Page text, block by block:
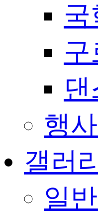
국
행
갤러리
일